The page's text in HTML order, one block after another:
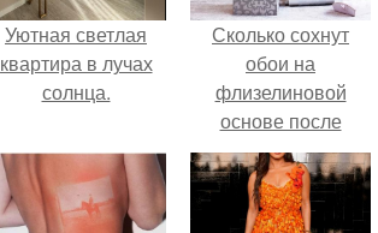
Уютная светлая
квартира в лучах
солнца.
Сколько сохнут
обои на
флизелиновой
основе после
поклейки. Когда
высохнет клей?